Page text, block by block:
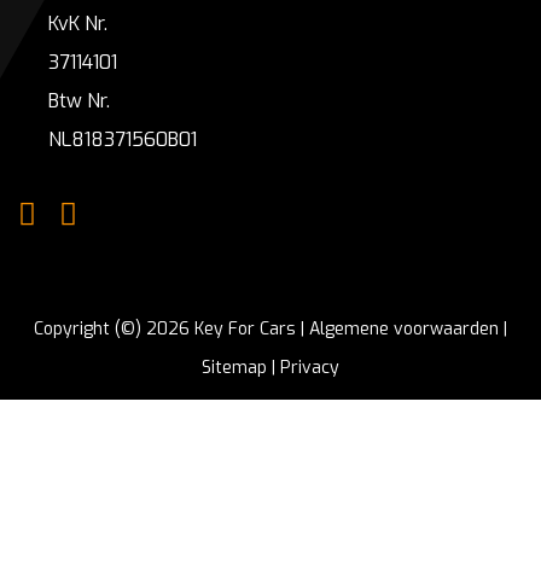
KvK Nr.
37114101
Btw Nr.
NL818371560B01
Copyright (©) 2026 Key For Cars | Algemene voorwaarden
Sitemap
Privacy